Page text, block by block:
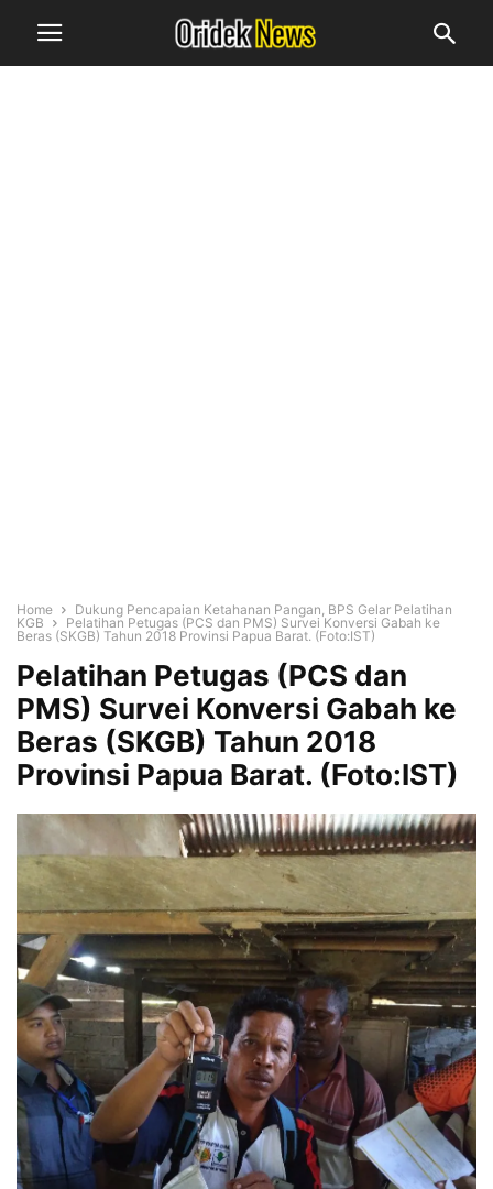
Home
Dukung Pencapaian Ketahanan Pangan, BPS Gelar Pelatihan
KGB
Pelatihan Petugas (PCS dan PMS) Survei Konversi Gabah ke
Beras (SKGB) Tahun 2018 Provinsi Papua Barat. (Foto:IST)
Pelatihan Petugas (PCS dan
PMS) Survei Konversi Gabah ke
Beras (SKGB) Tahun 2018
Provinsi Papua Barat. (Foto:IST)